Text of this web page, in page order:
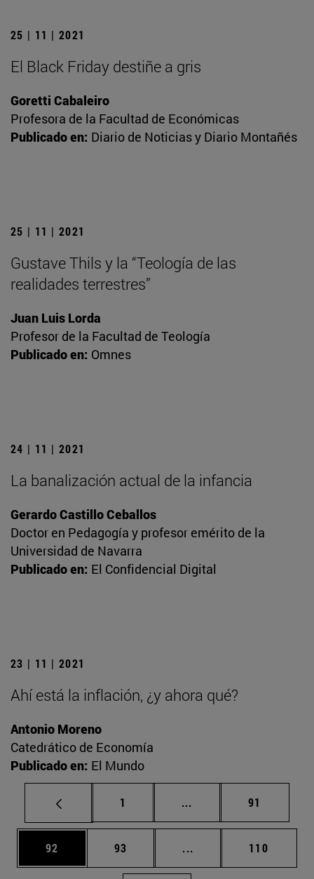
25 | 11 | 2021
El Black Friday destiñe a gris
Goretti Cabaleiro
Profesora de la Facultad de Económicas
Publicado en: Diario de Noticias y Diario Montañés
25 | 11 | 2021
Gustave Thils y la “Teología de las
realidades terrestres”
Juan Luis Lorda
Profesor de la Facultad de Teología
Publicado en: Omnes
24 | 11 | 2021
La banalización actual de la infancia
Gerardo Castillo Ceballos
Doctor en Pedagogía y profesor emérito de la
Universidad de Navarra
Publicado en: El Confidencial Digital
23 | 11 | 2021
Ahí está la inflación, ¿y ahora qué?
Antonio Moreno
Catedrático de Economía
Publicado en: El Mundo
Página
1 ... Páginas intermedias
Página
91
Página
92 Página
93 ... Páginas intermedias
Página
110